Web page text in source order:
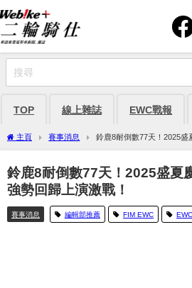
TOP 線上雜誌 EWC戰報
主頁 賽事消息
鈴鹿8耐倒數77天！2025盛
演激戰！
鈴鹿8耐倒數77天！2025盛夏
強勢回歸上演激戰！
賽事消息 編輯部推薦 FIM EWC EWC